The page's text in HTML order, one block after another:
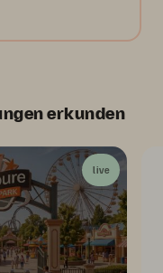
erkunden
live